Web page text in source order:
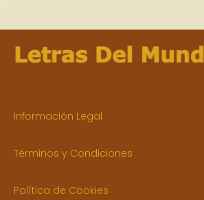
Información Legal
Términos y Condiciones
Política de Cookies